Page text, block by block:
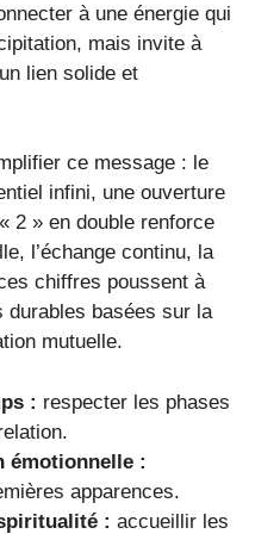
à une énergie qui
mais invite à
lien solide et
ce message : le
infini, une ouverture
2 » en double renforce
l’échange continu, la
chiffres poussent à
durables basées sur la
mutuelle.
: respecter les phases
émotionnelle :
apparences.
: accueillir les